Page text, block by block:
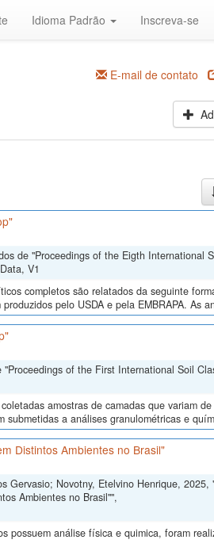
Idioma Padrão Inscreva-se
E-mail de contato
de "Proceedings of the Eigth International
V1
completos são relatados da seguinte
pelo USDA e pela EMBRAPA. As
of the First International Soil
amostras de camadas que variam
a análises granulométricas e
Distintos Ambientes no Brasil"
Gervasio; Novotny, Etelvino Henrique, 2025,
Ambientes no Brasil"",
possuem análise física e quimica, foram